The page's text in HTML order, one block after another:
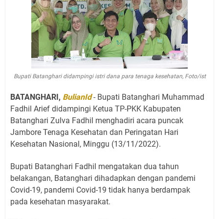
Bupati Batanghari didampingi istri dana para tenaga kesehatan, Foto/ist
BATANGHARI, BulianId- Bupati Batanghari Muhammad
Fadhil Arief didampingi Ketua TP-PKK Kabupaten
Batanghari Zulva Fadhil menghadiri acara puncak
Jambore Tenaga Kesehatan dan Peringatan Hari
Kesehatan Nasional, Minggu (13/11/2022).
Bupati Batanghari Fadhil mengatakan dua tahun
belakangan, Batanghari dihadapkan dengan pandemi
Covid-19, pandemi Covid-19 tidak hanya berdampak
pada kesehatan masyarakat.